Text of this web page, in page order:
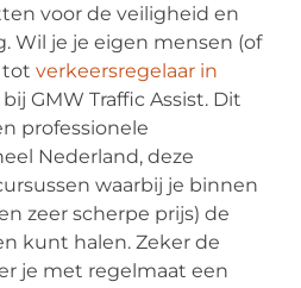
voor de veiligheid en
Wil je je eigen mensen (of
totverkeersregelaar in
GMW Traffic Assist. Dit
professionele
Nederland, deze
waarbij je binnen
zeer scherpe prijs) de
kunt halen. Zeker de
je met regelmaat een